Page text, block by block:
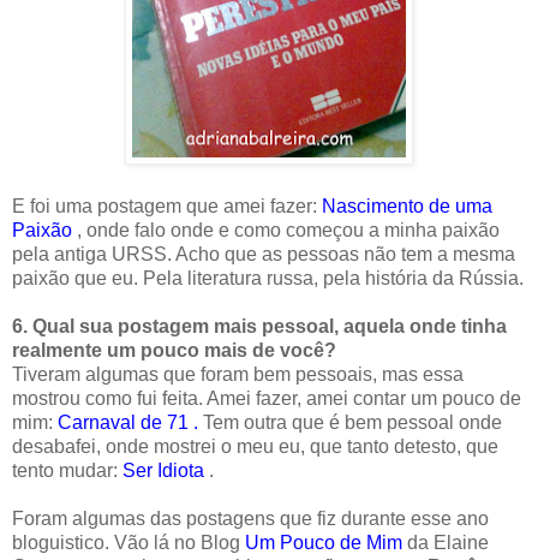
E foi uma postagem que amei fazer: Nascimento de uma
Paixão , onde falo onde e como começou a minha paixão
pela antiga URSS. Acho que as pessoas não tem a mesma
paixão que eu. Pela literatura russa, pela história da Rússia.
6. Qual sua postagem mais pessoal, aquela onde tinha
realmente um pouco mais de você?
Tiveram algumas que foram bem pessoais, mas essa
mostrou como fui feita. Amei fazer, amei contar um pouco de
mim: Carnaval de 71 . Tem outra que é bem pessoal onde
desabafei, onde mostrei o meu eu, que tanto detesto, que
tento mudar: Ser Idiota .
Foram algumas das postagens que fiz durante esse ano
bloguistico. Vão lá no Blog Um Pouco de Mim da Elaine